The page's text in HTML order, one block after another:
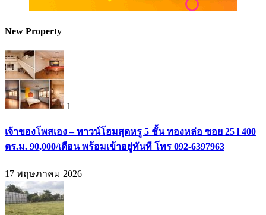
New Property
1
เจ้าของโพสเอง – ทาวน์โฮมสุดหรู 5 ชั้น ทองหล่อ ซอย 25 l 400
ตร.ม. 90,000/เดือน พร้อมเข้าอยู่ทันที โทร 092-6397963
17 พฤษภาคม 2026